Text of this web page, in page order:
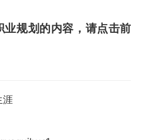
业规划的内容，请点击前
涯